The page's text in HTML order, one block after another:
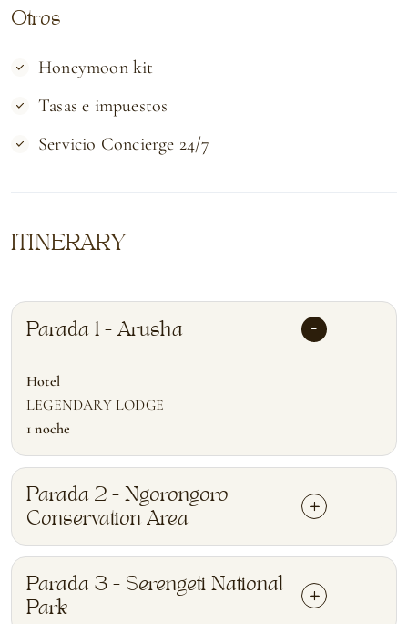
Otros
Honeymoon kit
Tasas e impuestos
Servicio Concierge 24/7
ITINERARY
Parada 1 - Arusha
Hotel
LEGENDARY LODGE
1 noche
Parada 2 - Ngorongoro
Conservation Area
Parada 3 - Serengeti National
Park